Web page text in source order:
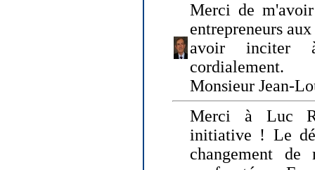
Merci de
entrepreneurs
avoir inciter
cordialement.
Monsieur Jean-
Merci à Luc
initiative ! Le
changement de